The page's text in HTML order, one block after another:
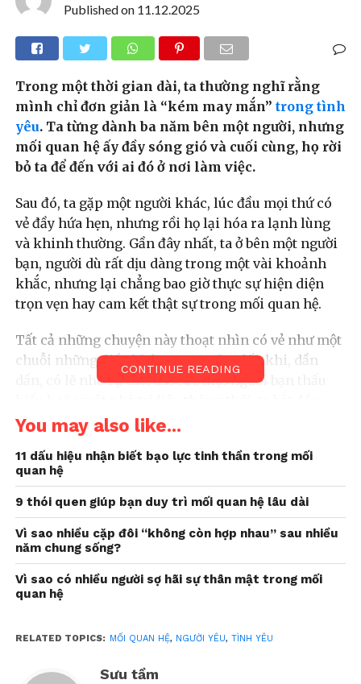
Published on 11.12.2025
Trong một thời gian dài, ta thường nghĩ rằng
mình chỉ đơn giản là “kém may mắn” trong tình
yêu. Ta từng dành ba năm bên một người, nhưng
mối quan hệ ấy đầy sóng gió và cuối cùng, họ rời
bỏ ta để đến với ai đó ở nơi làm việc.
Sau đó, ta gặp một người khác, lúc đầu mọi thứ có
vẻ đầy hứa hẹn, nhưng rồi họ lại hóa ra lạnh lùng
và khinh thường. Gần đây nhất, ta ở bên một người
bạn, người dù rất dịu dàng trong một vài khoảnh
khắc, nhưng lại chẳng bao giờ thực sự hiện diện
trọn vẹn hay cam kết thật sự trong mối quan hệ.
Tất cả những chuyện này thoạt nhìn có vẻ như một
chuỗi những điều không may. Cho đến khi, dần
dần, có lẽ nhờ sự dẫn dắt của một người bạn thấu
nhận ra và xem xét những khuôn mẫu trong chính
Dù có thể luôn tự trấn an rằng mọi thứ chỉ là tình
cờ, sự thật lại có thể là: ta đã vô thức chọn những
người mà, ở một nơi nào đó sâu thẳm trong lòng, ta
biết họ sẽ không bao giờ để mối quan hệ được phát
triển một cách tốt đẹp. Ta có thể đã né tránh một
khả năng đáng sợ và đau lòng: tình yêu được đáp
lại.
Nguyên nhân có lẽ bắt nguồn từ thời thơ ấu, khi ta
người mẹ khó gần, hay thậm chí không hề sẵn
CONTINUE READING
You may also like...
11 dấu hiệu nhận biết bạo lực tinh thần trong mối
quan hệ
9 thói quen giúp bạn duy trì mối quan hệ lâu dài
Vì sao nhiều cặp đôi “không còn hợp nhau” sau nhiều
năm chung sống?
Vì sao có nhiều người sợ hãi sự thân mật trong mối
quan hệ
RELATED TOPICS: MỐI QUAN HỆ, NGƯỜI YÊU, TÌNH YÊU
Sưu tầm